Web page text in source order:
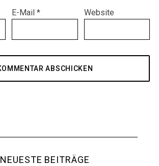
E-Mail* Website
NEUESTE BEITRÄGE